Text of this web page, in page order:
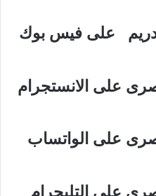
دريم على فيس بوك
على الانستجرام
على الواتساب
على التليجرام